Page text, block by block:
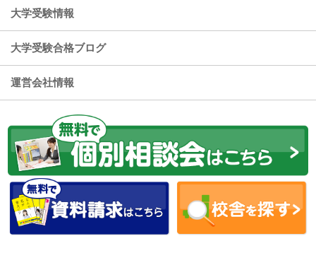
大学受験情報
大学受験合格ブログ
運営会社情報